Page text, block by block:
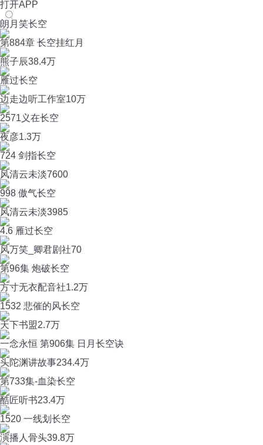
打开APP
朗月笑长空
第884章 长空挂红月
熊子辰38.4万
雁过长空
边走边听工作室10万
2571义在长空
夜彦1.3万
724 剑指长空
风清云未淡7600
998 傲气长空
风清云未淡3985
4.6 雁过长空
风万笑_卿君剧社70
第96集 炮破长空
方寸无衣配音社1.2万
1532 悲催的风长空
天下书盟2.7万
一念永恒 第906集 日月长空诀
头陀渊讲故事234.4万
第733集-血染长空
酷匠听书23.4万
1520 一线划长空
演播人骨头39.8万